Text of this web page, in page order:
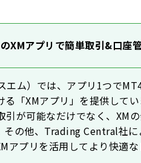
XMアプリで簡単取引&口座
エム）では、アプリ1つで
る「XMアプリ」を提供して
引が可能なだけでなく、XM
その他、Trading Central社
アプリを活用してより快適